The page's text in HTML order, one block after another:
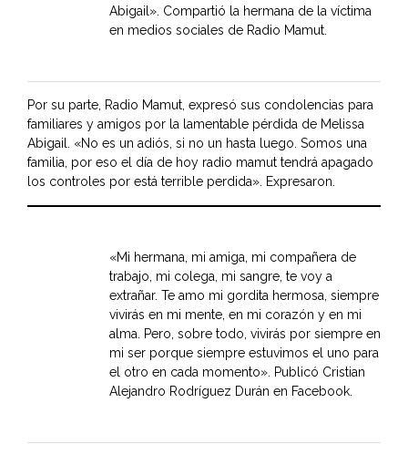
Abigail». Compartió la hermana de la víctima
en medios sociales de Radio Mamut.
Por su parte, Radio Mamut, expresó sus condolencias para
familiares y amigos por la lamentable pérdida de Melissa
Abigail. «No es un adiós, si no un hasta luego. Somos una
familia, por eso el día de hoy radio mamut tendrá apagado
los controles por está terrible perdida». Expresaron.
«Mi hermana, mi amiga, mi compañera de
trabajo, mi colega, mi sangre, te voy a
extrañar. Te amo mi gordita hermosa, siempre
vivirás en mi mente, en mi corazón y en mi
alma. Pero, sobre todo, vivirás por siempre en
mi ser porque siempre estuvimos el uno para
el otro en cada momento». Publicó Cristian
Alejandro Rodríguez Durán en Facebook.